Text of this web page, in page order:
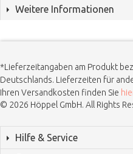
Weitere Informationen
*Lieferzeitangaben am Produkt
Deutschlands. Lieferzeiten für
Ihren Versandkosten finden Sie
© 2026 Höppel GmbH. All Rights
Hilfe & Service